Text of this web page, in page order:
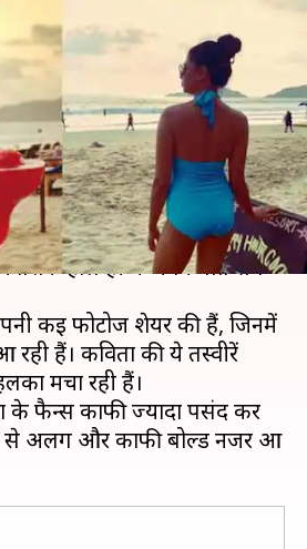
चौटाला का हॉट
पर मचा रहा सनसनी,
10:06 pm
घर-घर फेमस हुईं चंद्रमुखी
कौशिक हाल ही में अपने पति संग
कई फोटोज शेयर की हैं, जिनमें
हैं। कविता की ये तस्वीरें
मचा रही हैं।
के फैन्स काफी ज्यादा पसंद कर
से अलग और काफी बोल्ड नजर आ